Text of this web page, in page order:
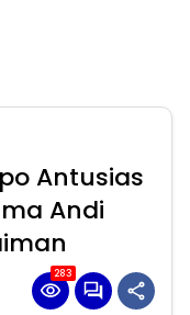
Antusias
Andi
283